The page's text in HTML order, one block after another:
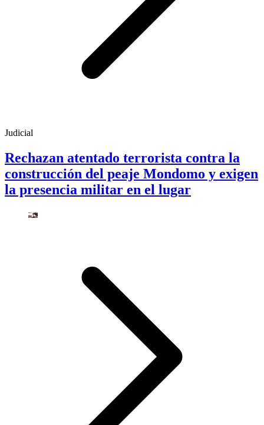
Judicial
Rechazan atentado terrorista contra la
construcción del peaje Mondomo y exigen
la presencia militar en el lugar